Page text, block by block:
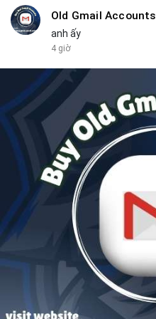
Old Gmail Accounts
anh ấy
4 giờ